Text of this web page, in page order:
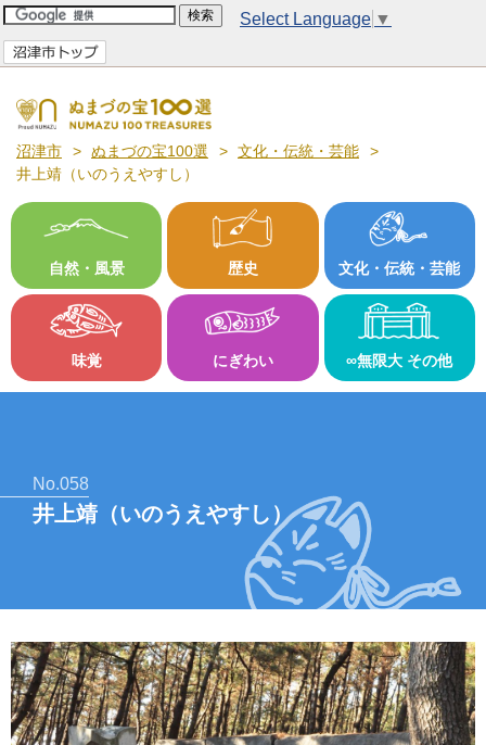
Select Language ▼
沼津市 ぬまづの宝100選
文化・伝統・芸能
井上靖（いのうえやすし）
自然・風景 歴史 文化・伝統・芸能
味覚 にぎわい ∞無限大 その他
No.058
井上靖（いのうえやすし）